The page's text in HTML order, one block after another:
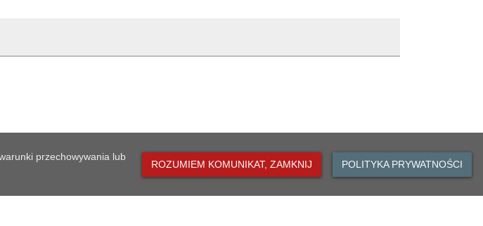
Urząd
2019-10-30 15:25:11
2019-10-30 15:25:11
przechowywania lub
ROZUMIEM KOMUNIKAT, ZAMKNIJ POLITYKA PRYWATNOŚCI